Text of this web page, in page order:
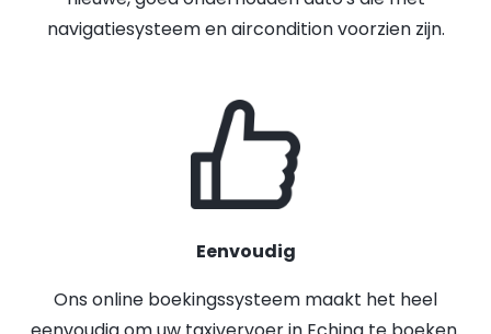
navigatiesysteem en aircondition voorzien zijn.
Eenvoudig
Ons online boekingssysteem maakt het heel